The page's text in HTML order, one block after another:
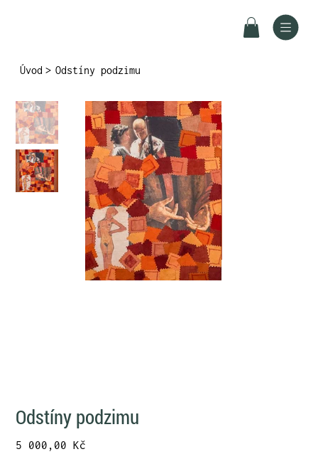
Úvod > Odstíny podzimu
Odstíny podzimu
Cena
5 000,00 Kč